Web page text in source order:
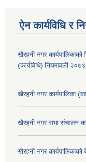
ऐन कार्यविधि र
खैरहनी नगर
(कार्यविधि) नियमावली २०७४
खैरहनी नगर कार्यपालिका
खैरहनी नगर सभा संचालन
खैरहनी नगर